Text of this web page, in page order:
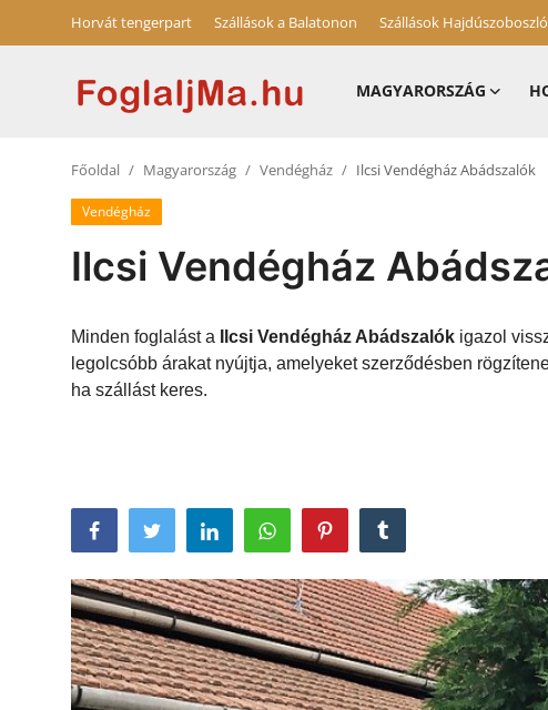
Horvát tengerpart Szállások a Balatonon Szállások
MAGYARORSZÁG
Szállások a Balatonon
Szállások Hajdúszoboszlón
Főoldal Magyarország Vendégház Ilcsi Vendégház Abádszalók
Vendégház
Ilcsi Vendégház
Minden foglalást a Ilcsi Vendégház Abádszalók igazol
legolcsóbb árakat nyújtja, amelyeket szerződésben
ha szállást keres.